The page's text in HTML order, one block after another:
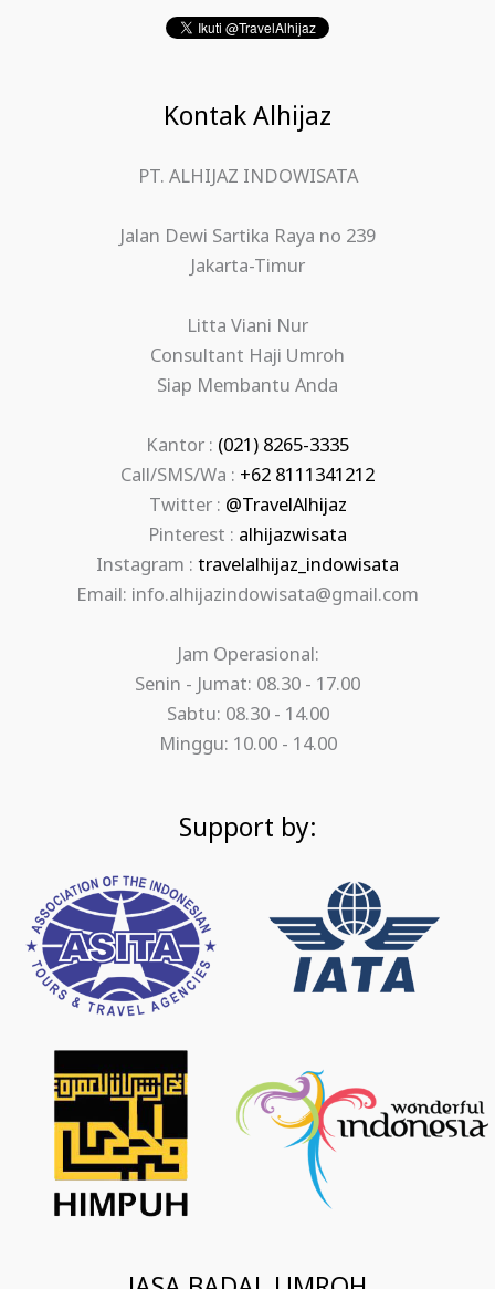
Kontak Alhijaz
PT. ALHIJAZ INDOWISATA
Jalan Dewi Sartika Raya no 239
Jakarta-Timur
Litta Viani Nur
Consultant Haji Umroh
Siap Membantu Anda
Kantor : (021) 8265-3335
Call/SMS/Wa : +62 8111341212
Twitter : @TravelAlhijaz
Pinterest : alhijazwisata
Instagram : travelalhijaz_indowisata
Email: info.alhijazindowisata@gmail.com
Jam Operasional:
Senin - Jumat: 08.30 - 17.00
Sabtu: 08.30 - 14.00
Minggu: 10.00 - 14.00
Support by: